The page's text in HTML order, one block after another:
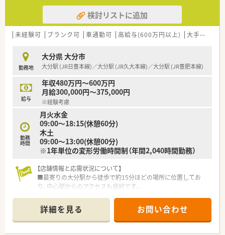
<福利厚生>
■育児休暇制度や育児短時間勤務制度の取得実績がございま
す。
育児時短勤務は、就学前のお子さんがいる方が1日2時間の時短
■インフルエンザの予防接種費用は会社が負担致します。
■福利厚生サービス加入では、映画・テーマパークチケット割引
パッケージツアー・ホテル割引などが受けられます。
■家で洗濯・アイロンがけの必要がないようにレンタル白衣を利
用しており、いつでも清潔な白衣を着用出来ます。
■グループ店舗で調剤した場合、従業員と一定範囲の家族のお薬
代の補助やOTCの社員価格で購入できます。
<こんな会社です>
■輔仁薬局グループは大分県内に26店舗運営しております。
一部の店舗では24時間体制で救急医療一旦を担っています。
■保険調剤薬局がメインですが、セルフメディケーションを推進
■2003年から地方紙に地域の皆様のお役に立てるようにタイム
リーなテーマで
薬や健康に関する情報を掲載しています。
検討リストに追加
未経験可 ブランク可 車通勤可 高給与(600万円以上) 大手チェーン以外
勤務地
大分県 大分市
大分駅 (JR日豊本線)／大分駅 (JR久大本線)／大分駅 (JR豊肥本線)
給与
年収480万円～600万円
月給300,000円～375,000円
※経験考慮
勤務
時間
月火水金
09:00～18:15(休憩60分)
木土
09:00～13:00(休憩00分)
※1年単位の変形労働時間制（年間2,040時間勤務）
【店舗情報と応需状況について】
■最寄りの大分駅から徒歩で約15分ほどの場所に位置してお
り、中心部からのアクセスも良好です。
り、専門性を深めることができます。
■地域に密着したかかりつけ薬局として、患者様一人ひとりに寄
り添った丁寧な対応を心がけています。
詳細を見る お問い合わせ